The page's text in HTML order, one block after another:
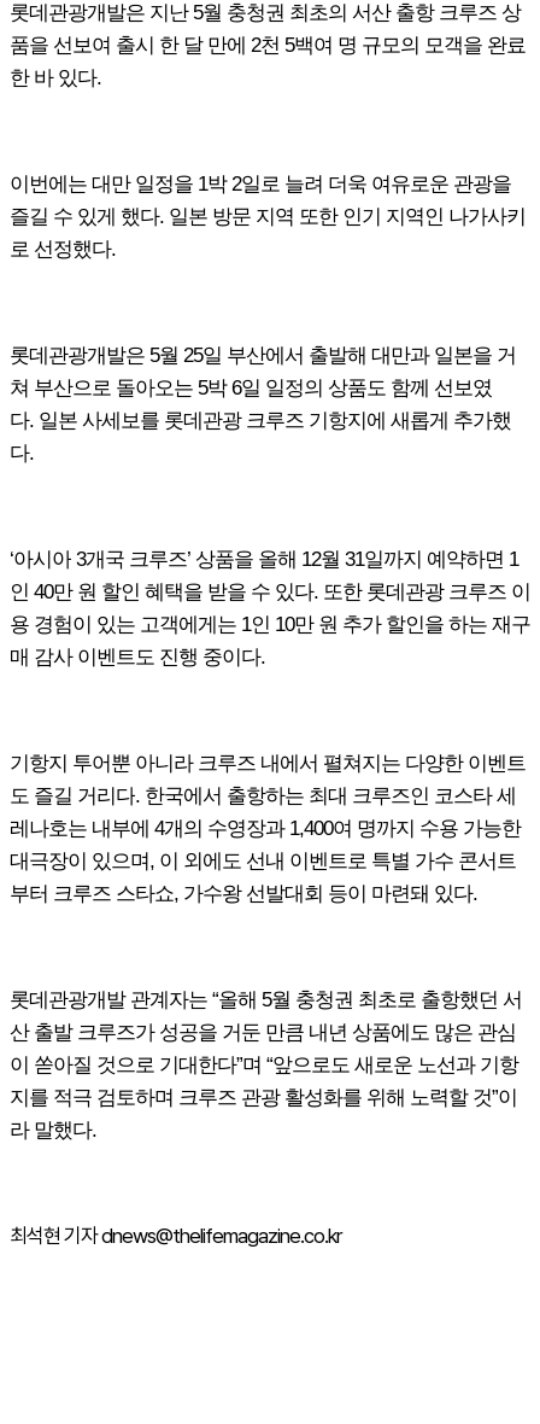
롯데관광개발은 지난5월 충청권 최초의 서산 출항 크루즈 상
품을 선보여 출시 한 달 만에 2천 5백여 명 규모의 모객을 완료
한 바 있다.
이번에는 대만 일정을 1박2일로 늘려 더욱 여유로운 관광을
즐길 수 있게 했다. 일본 방문 지역 또한 인기 지역인 나가사키
로 선정했다.
롯데관광개발은 5월 25일 부산에서 출발해 대만과 일본을 거
쳐 부산으로 돌아오는 5박6일 일정의 상품도 함께 선보였
다. 일본 사세보를 롯데관광 크루즈 기항지에 새롭게 추가했
다.
‘아시아 3개국 크루즈’ 상품을 올해 12월 31일까지 예약하면 1
인 40만 원 할인 혜택을 받을 수 있다. 또한 롯데관광 크루즈 이
용 경험이 있는 고객에게는 1인 10만 원 추가 할인을 하는 재구
매 감사 이벤트도 진행 중이다.
기항지 투어뿐 아니라 크루즈 내에서 펼쳐지는 다양한 이벤트
도 즐길 거리다. 한국에서 출항하는 최대 크루즈인 코스타 세
레나호는 내부에 4개의 수영장과1,400여 명까지 수용 가능한
대극장이 있으며, 이 외에도 선내 이벤트로 특별 가수 콘서트
부터 크루즈 스타쇼, 가수왕 선발대회 등이 마련돼 있다.
롯데관광개발 관계자는 “올해 5월 충청권 최초로 출항했던 서
산 출발 크루즈가 성공을 거둔 만큼 내년 상품에도 많은 관심
이 쏟아질 것으로 기대한다”며 “앞으로도 새로운 노선과 기항
지를 적극 검토하며 크루즈 관광 활성화를 위해 노력할 것”이
라 말했다.
최석현 기자 dnews@thelifemagazine.co.kr